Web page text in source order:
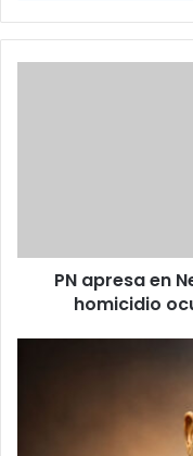
ocurrido
PN apresa en
homicidio